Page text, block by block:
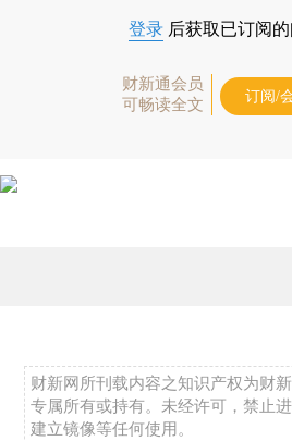
登录 后获取已订阅
财新通会员
可畅读全文
订阅/
财新网所刊载内容之知识产权为财
专属所有或持有。未经许可，禁止
建立镜像等任何使用。